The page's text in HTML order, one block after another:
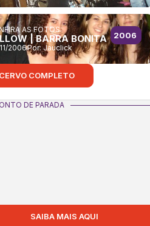
AS FOTOS:
| BARRA BONITA
2006Por:Jauclick
2006
COMPLETO
DE PARADA
SAIBA MAIS AQUI